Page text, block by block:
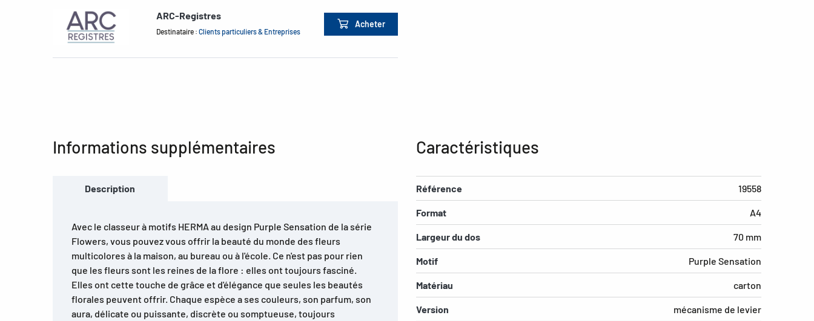
ARC-Registres
Destinataire : Clients particuliers & Entreprises
Acheter
Informations supplémentaires
Description
Avec le classeur à motifs HERMA au design Purple Sensation de la série
Flowers, vous pouvez vous offrir la beauté du monde des fleurs
multicolores à la maison, au bureau ou à l'école. Ce n'est pas pour rien
que les fleurs sont les reines de la flore : elles ont toujours fasciné.
Elles ont cette touche de grâce et d'élégance que seules les beautés
florales peuvent offrir. Chaque espèce a ses couleurs, son parfum, son
aura, délicate ou puissante, discrète ou somptueuse, toujours
Caractéristiques
Référence 19558
Format A4
Largeur du dos 70 mm
Motif Purple Sensation
Matériau carton
Version mécanisme de levier